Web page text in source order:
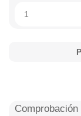
1
Comprobación